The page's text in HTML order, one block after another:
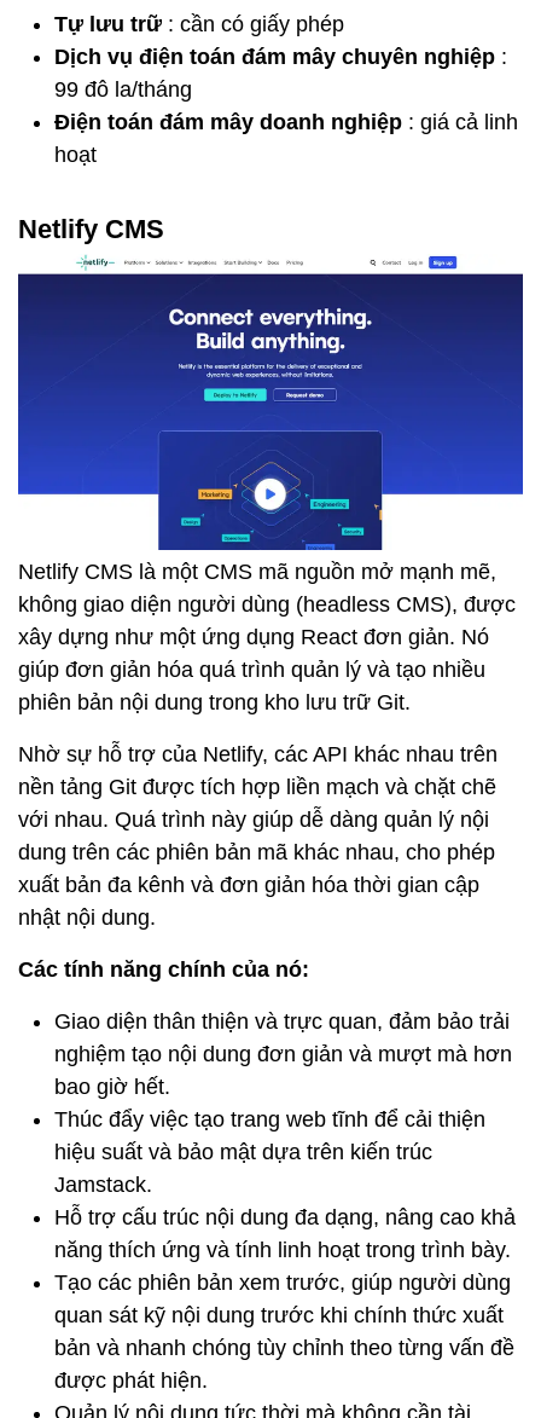
Tự lưu trữ : cần có giấy phép
Dịch vụ điện toán đám mây chuyên nghiệp :
99 đô la/tháng
Điện toán đám mây doanh nghiệp : giá cả linh
hoạt
Netlify CMS
Netlify CMS là một CMS mã nguồn mở mạnh mẽ,
không giao diện người dùng (headless CMS), được
xây dựng như một ứng dụng React đơn giản. Nó
giúp đơn giản hóa quá trình quản lý và tạo nhiều
phiên bản nội dung trong kho lưu trữ Git.
Nhờ sự hỗ trợ của Netlify, các API khác nhau trên
nền tảng Git được tích hợp liền mạch và chặt chẽ
với nhau. Quá trình này giúp dễ dàng quản lý nội
dung trên các phiên bản mã khác nhau, cho phép
xuất bản đa kênh và đơn giản hóa thời gian cập
nhật nội dung.
Các tính năng chính của nó:
Giao diện thân thiện và trực quan, đảm bảo trải
nghiệm tạo nội dung đơn giản và mượt mà hơn
bao giờ hết.
Thúc đẩy việc tạo trang web tĩnh để cải thiện
hiệu suất và bảo mật dựa trên kiến ​​trúc
Jamstack.
Hỗ trợ cấu trúc nội dung đa dạng, nâng cao khả
năng thích ứng và tính linh hoạt trong trình bày.
Tạo các phiên bản xem trước, giúp người dùng
quan sát kỹ nội dung trước khi chính thức xuất
bản và nhanh chóng tùy chỉnh theo từng vấn đề
được phát hiện.